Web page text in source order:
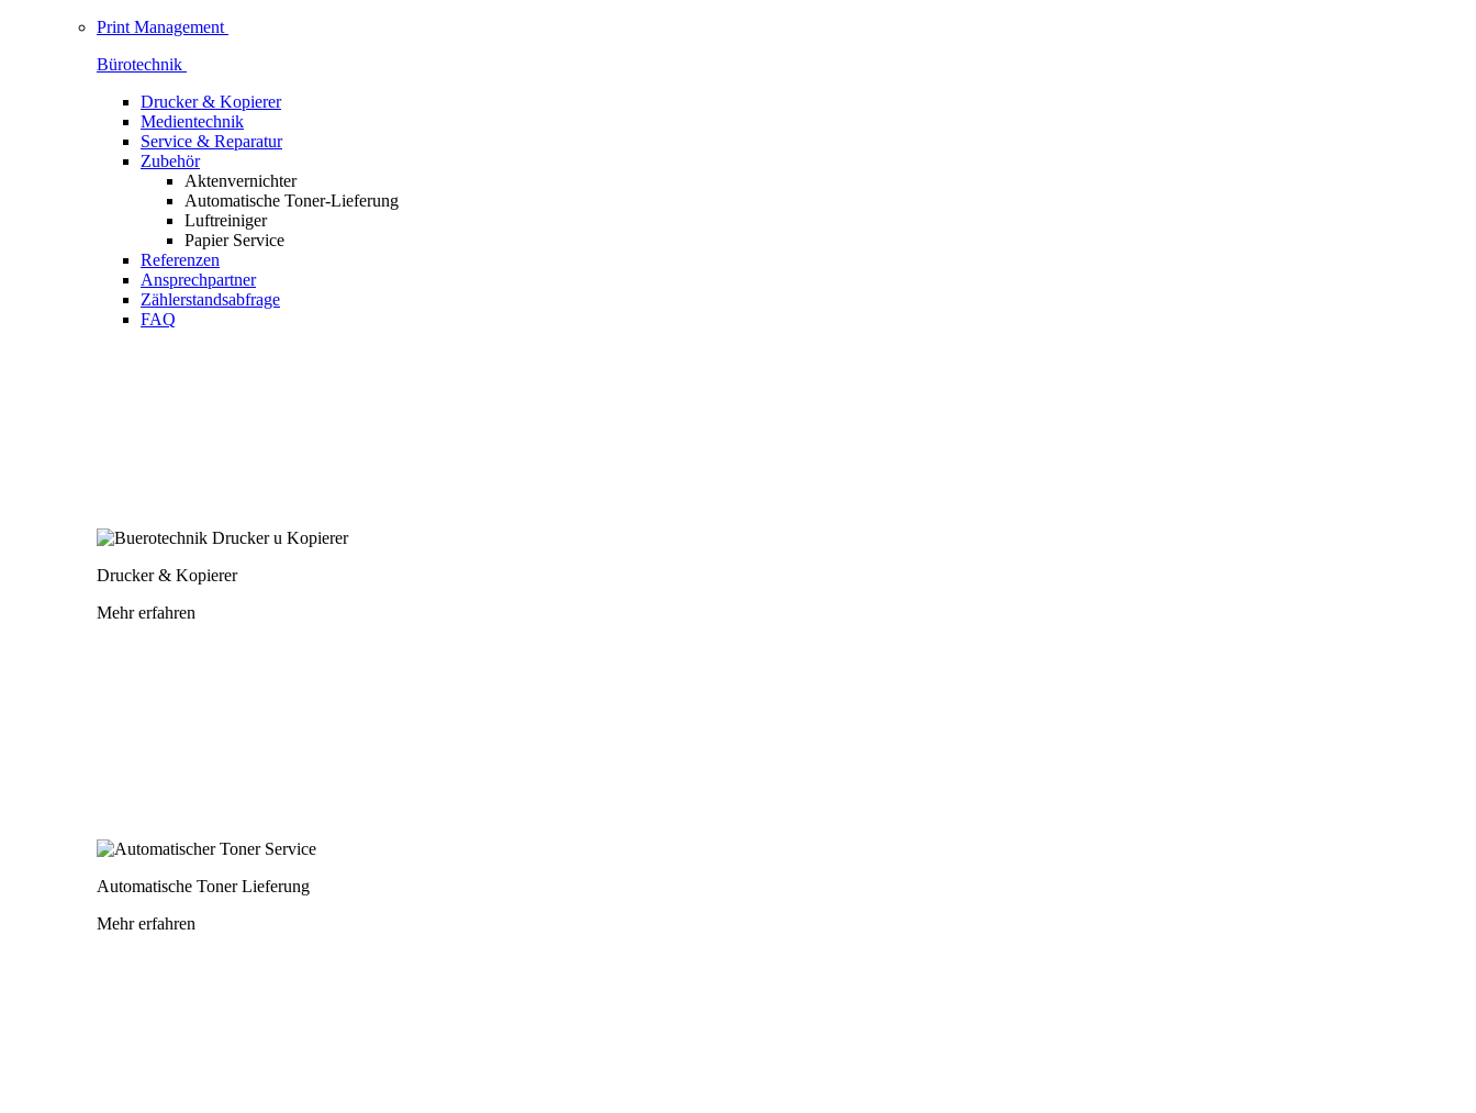
Print Management
Bürotechnik
Drucker & Kopierer
Medientechnik
Service & Reparatur
Zubehör
Aktenvernichter
Automatische Toner-Lieferung
Luftreiniger
Papier Service
Referenzen
Ansprechpartner
Zählerstandsabfrage
FAQ
Drucker & Kopierer
Mehr erfahren
Automatische Toner Lieferung
Mehr erfahren